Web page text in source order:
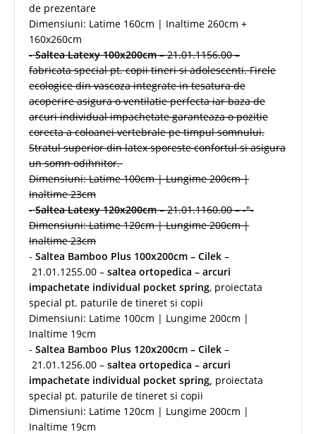
de prezentare
Dimensiuni: Latime 160cm | Inaltime 260cm +
160x260cm
-Saltea Latexy 100x200cm– 21.01.1156.00 –
fabricata special pt. copii tineri si adolescenti. Firele
ecologice din vascoza integrate in tesatura de
acoperire asigura o ventilatie perfecta iar baza de
arcuri individual impachetate garanteaza o pozitie
corecta a coloanei vertebrale pe timpul somnului.
Stratul superior din latex sporeste confortul si asigura
un somn odihnitor.
Dimensiuni: Latime 100cm | Lungime 200cm |
Inaltime 23cm
-Saltea Latexy 120x200cm– 21.01.1160.00 – -"-
Dimensiuni: Latime 120cm | Lungime 200cm |
Inaltime 23cm
- Saltea Bamboo Plus 100x200cm – Cilek –
21.01.1255.00 – saltea ortopedica – arcuri
impachetate individual pocket spring, proiectata
special pt. paturile de tineret si copii
Dimensiuni: Latime 100cm | Lungime 200cm |
Inaltime 19cm
- Saltea Bamboo Plus 120x200cm – Cilek –
21.01.1256.00 – saltea ortopedica – arcuri
impachetate individual pocket spring, proiectata
special pt. paturile de tineret si copii
Dimensiuni: Latime 120cm | Lungime 200cm |
Inaltime 19cm